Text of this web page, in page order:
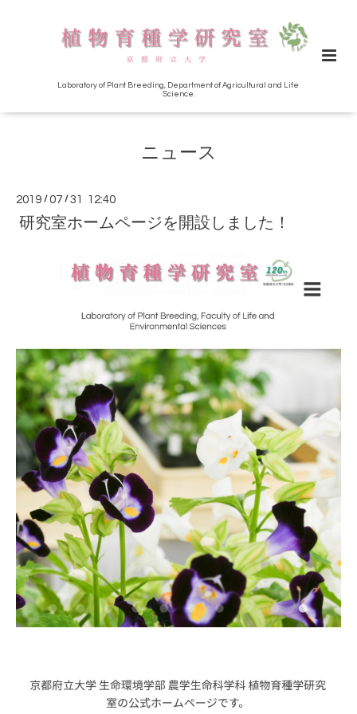
Laboratory of Plant Breeding, Department of Agricultural and Life
Science.
ニュース
2019 /07 /31 12:40
研究室ホームページを開設しました！